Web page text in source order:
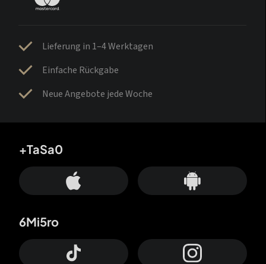
Lieferung in 1–4 Werktagen
Einfache Rückgabe
Neue Angebote jede Woche
+TaSa0
6Mi5ro